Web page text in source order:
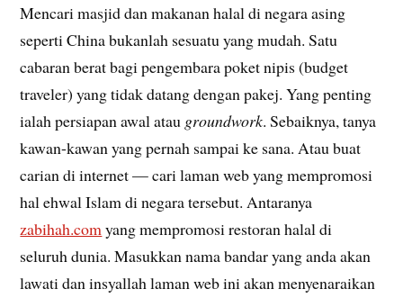
Mencari masjid dan makanan halal di negara asing
seperti China bukanlah sesuatu yang mudah. Satu
cabaran berat bagi pengembara poket nipis (budget
traveler) yang tidak datang dengan pakej. Yang penting
ialah persiapan awal atau groundwork. Sebaiknya, tanya
kawan-kawan yang pernah sampai ke sana. Atau buat
carian di internet — cari laman web yang mempromosi
hal ehwal Islam di negara tersebut. Antaranya
zabihah.comyang mempromosi restoran halal di
seluruh dunia. Masukkan nama bandar yang anda akan
lawati dan insyallah laman web ini akan menyenaraikan